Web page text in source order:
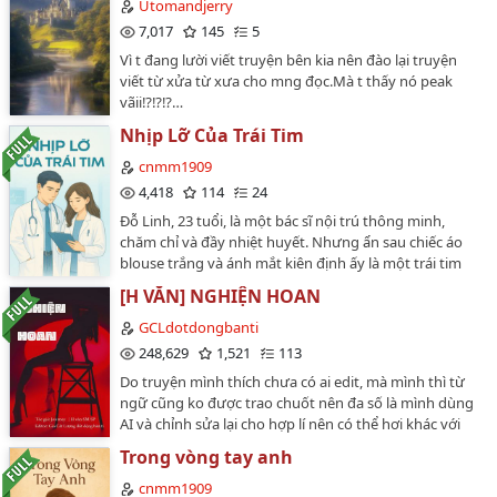
mấy nên nếu có tình tiết nào không hợp lý hoặc chưa
độc quyền trên ứng dụng wattpad, không thực hiện
chia sẻ trên các trang web khác.…
Utomandjerry
7,017
145
5
Vì t đang lười viết truyện bên kia nên đào lại truyện
viết từ xửa từ xưa cho mng đọc.Mà t thấy nó peak
vãii⁉️⁉️⁉️…
Nhịp Lỡ Của Trái Tim
cnmm1909
4,418
114
24
Đỗ Linh, 23 tuổi, là một bác sĩ nội trú thông minh,
chăm chỉ và đầy nhiệt huyết. Nhưng ẩn sau chiếc áo
blouse trắng và ánh mắt kiên định ấy là một trái tim
khiếm khuyết - bệnh tim bẩm sinh, cùng một thói
quen nguy hiểm: luôn gồng mình vượt quá giới hạn, vì
sợ bị coi là yếu đuối. Cô không cho phép bản thân nghỉ
ngơi. Không cho phép mình phạm lỗi. Và càng không
giấu đi.Bác sĩ Lê Minh Duy, 35 tuổi, trưởng khoa tim
mạch, là người đầu tiên không làm ngơ trước điều đó.
Anh không dịu dàng. Cũng không nhẹ tay khi Linh tự ý
hành động, giấu bệnh, hay vượt ranh giới an toàn.
Trong mỗi lần phạt nghiêm khắc - từ viết kiểm điểm, la
[H VĂN] NGHIỆN HOAN
GCLdotdongbanti
248,629
1,521
113
Do truyện mình thích chưa có ai edit, mà mình thì từ
ngữ cũng ko được trao chuốt nên đa số là mình dùng
AI và chỉnh sửa lại cho hợp lí nên có thể hơi khác với
mong mọi người góp ý nhẹ nhàng,đừng nặng nề quá
mình bị tổn thương 🥹Vài chương đầu là nội dung , có
Trong vòng tay anh
cnmm1909